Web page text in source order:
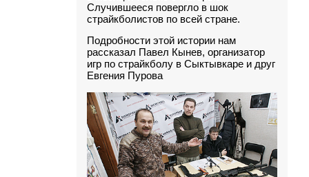
Случившееся повергло в шок
страйкболистов по всей стране.
Подробности этой истории нам
рассказал Павел Кынев, организатор
игр по страйкболу в Сыктывкаре и друг
Евгения Пурова